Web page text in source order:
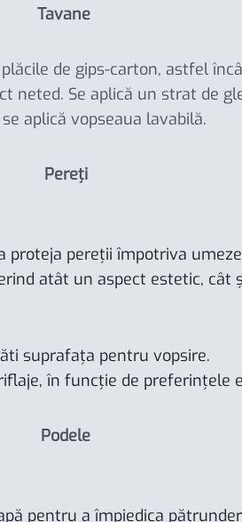
Tavane
de gips-carton, astfel
neted. Se aplică un strat de
aplică vopseaua lavabilă.
Pereți
proteja pereții împotriva
atât un aspect estetic, cât
suprafața pentru vopsire.
în funcție de preferințele
Podele
pentru a împiedica